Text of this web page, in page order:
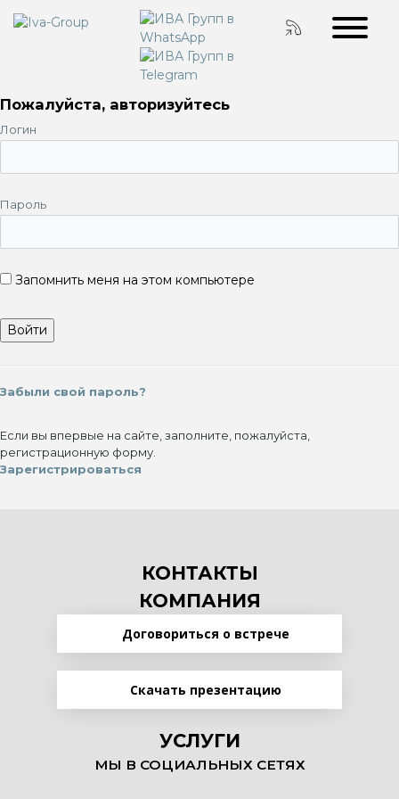
Пожалуйста, авторизуйтесь
Логин
Пароль
Запомнить меня на этом компьютере
Забыли свой пароль?
Если вы впервые на сайте, заполните, пожалуйста,
регистрационную форму.
Зарегистрироваться
КОНТАКТЫ
КОМПАНИЯ
Договориться о встрече
Скачать презентацию
УСЛУГИ
МЫ В СОЦИАЛЬНЫХ СЕТЯХ